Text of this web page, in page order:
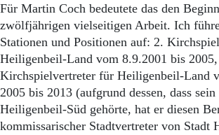
Für Martin Coch bedeutete das den
zwölfjährigen vielseitigen Arbeit. Ich
Stationen und Positionen auf: 2.
Heiligenbeil-Land vom 8.9.2001 bis
Kirchspielvertreter für Heiligenbeil-Land
2005 bis 2013 (aufgrund dessen, dass
Heiligenbeil-Süd gehörte, hat er diesen
kommissarischer Stadtvertreter von Stadt